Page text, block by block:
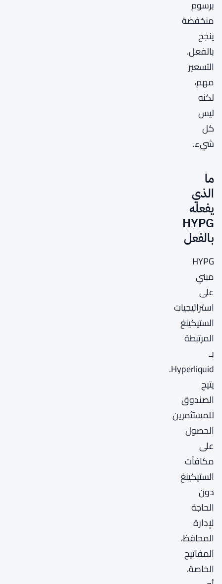
برسوم
منخفضة
ينجح
بالفعل.
التسعير
مهم،
لكنه
ليس
كل
شيء.
ما
الذي
يفعله
HYPG
بالفعل
HYPG
مبني
على
استراتيجيات
الستيكينغ
المرتبطة
بـ
Hyperliquid.
يتيح
الصندوق
للمستثمرين
الحصول
على
مكافآت
الستيكينغ
دون
الحاجة
لإدارة
المحافظ،
المفاتيح
الخاصة،